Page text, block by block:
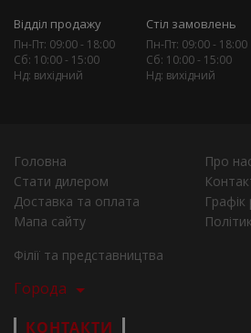
Відділ продажу
Пн-Пт: 09:00 - 18:00
Сб: 10:00 - 15:00
Нд: вихідний
Стіл замовлень
Пн-Пт: 09:00 - 18:00
Сб: 10:00 - 15:00
Нд: вихідний
Головна
Про
Стати дилером
Доставка та оплата
Мапа сайту
Філії та представництва
Города
КОНТАКТИ